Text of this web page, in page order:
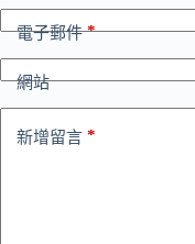
電子郵件*
網站
新增留言 *